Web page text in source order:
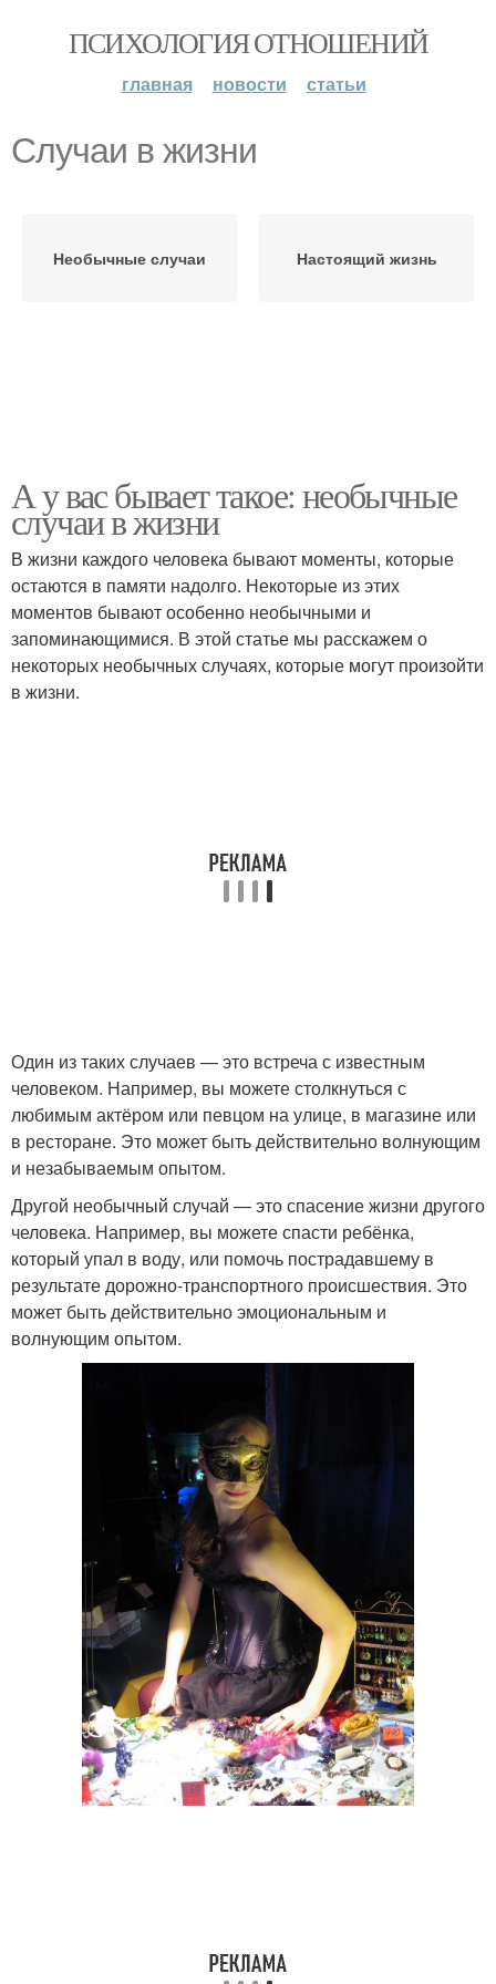
ПСИХОЛОГИЯ ОТНОШЕНИЙ
главная новости статьи
Случаи в жизни
Необычные случаи Настоящий жизнь
А у вас бывает такое: необычные
случаи в жизни
В жизни каждого человека бывают моменты, которые
остаются в памяти надолго. Некоторые из этих
моментов бывают особенно необычными и
запоминающимися. В этой статье мы расскажем о
некоторых необычных случаях, которые могут произойти
в жизни.
Один из таких случаев — это встреча с известным
человеком. Например, вы можете столкнуться с
любимым актёром или певцом на улице, в магазине или
в ресторане. Это может быть действительно волнующим
и незабываемым опытом.
Другой необычный случай — это спасение жизни другого
человека. Например, вы можете спасти ребёнка,
который упал в воду, или помочь пострадавшему в
результате дорожно-транспортного происшествия. Это
может быть действительно эмоциональным и
волнующим опытом.